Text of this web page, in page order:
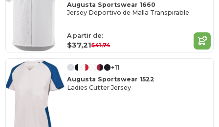
Augusta Sportswear 1660
Jersey Deportivo de Malla Transpirable
A partir de:
$37,21$41,74
+11
Augusta Sportswear 1522
Ladies Cutter Jersey